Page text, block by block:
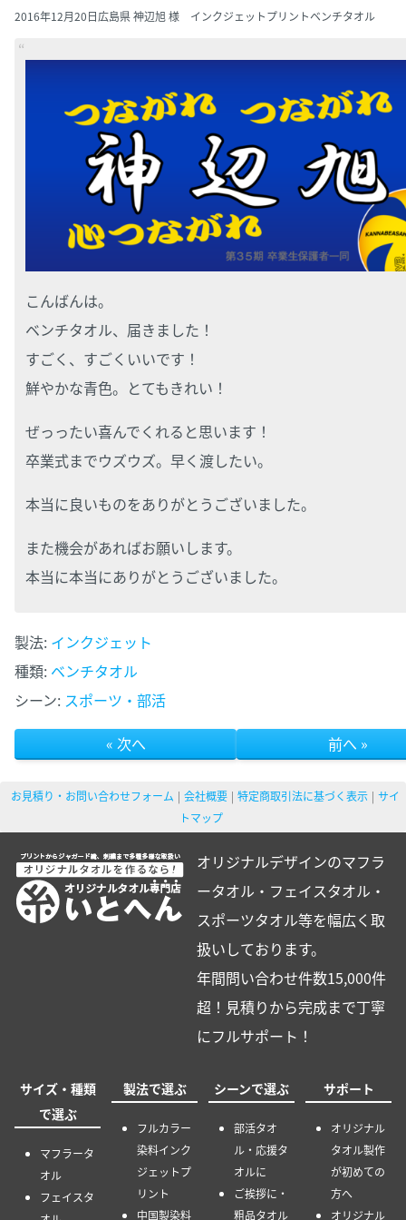
2016年12月20日広島県 神辺旭 様 インクジェットプリントベンチタオル
こんばんは。
ベンチタオル、届きました！
すごく、すごくいいです！
鮮やかな青色。とてもきれい！
ぜっったい喜んでくれると思います！
卒業式までウズウズ。早く渡したい。
本当に良いものをありがとうございました。
また機会があればお願いします。
本当に本当にありがとうございました。
製法: インクジェット
種類: ベンチタオル
シーン: スポーツ・部活
« 次へ
前へ »
お見積り・お問い合わせフォーム 会社概要 特定商取引法に基づく表示
サイ
トマップ
オリジナルデザインのマフラ
ータオル・フェイスタオル・
スポーツタオル等を幅広く取
扱いしております。
年間問い合わせ件数15,000件
超！見積りから完成まで丁寧
にフルサポート！
サイズ・種類
で選ぶ
マフラータ
オル
フェイスタ
製法で選ぶ
フルカラー
染料インク
ジェットプ
リント
中国製染料
シーンで選ぶ
部活タオ
ル・応援タ
オルに
ご挨拶に・
粗品タオル
サポート
オリジナル
タオル製作
が初めての
方へ
オリジナル